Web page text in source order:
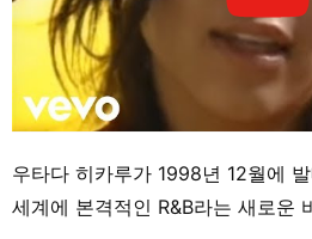
우타다 히카루가 1998년 12월에
세계에 본격적인 R&B라는 새로운